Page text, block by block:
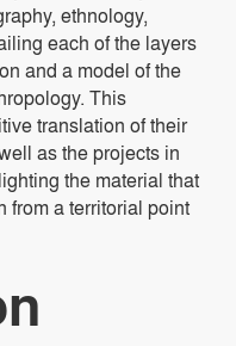
ethnology,
each of the layers
and a model of the
This
translation of their
as the projects in
the material that
from a territorial point